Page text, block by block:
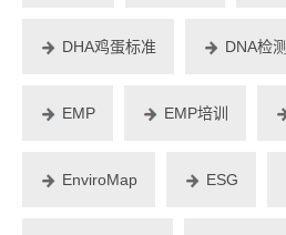
DHA鸡蛋标准 DNA检测
EMP EMP培训
EnviroMap ESG